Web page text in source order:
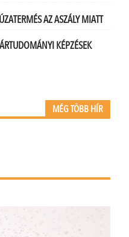
AZ ASZÁLY MIATT
KÉPZÉSEK
MÉG TÖBB HÍR